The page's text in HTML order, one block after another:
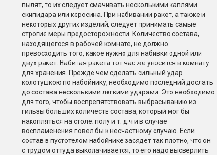
пылят, то их следует смачивать несколькими каплями
скипидара или керосина. При набивании ракет, а также и
некоторых других изделий, следует принимать самые
строгие меры предосторожности. Количество состава,
находящегося в рабочей комнате, не должно
превосходить того, какое нужно для набивки одной или
двух ракет. Набитая ракета тот час же уносится в комнату
для хранения. Прежде чем сделать сильный удар
колотушкою по набойнику, необходимо последний дослать
до состава несколькими легкими ударами. Это необходимо
для того, чтобы воспрепятствовать выбрасыванию из
гильзы больших количеств состава, который мог бы
накопляться на столе, полу и т. д.ч и в случае
воспламенения повел бы к несчастному случаю. Если
состав в пустотелом набойнике засядет так плотно, что он
с трудом оттуда выколачивается, то его надо высверлить